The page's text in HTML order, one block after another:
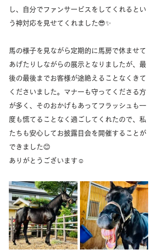
し、自分でファンサービスをしてくれるとい
う神対応を見せてくれました😎✨
馬の様子を見ながら定期的に馬房で休ませて
あげたりしながらの展示となりましたが、最
後の最後までお客様が途絶えることなくきて
くださいました。マナーも守ってくださる方
が多く、そのおかげもあってフラッシュも一
度も慌てることなく過ごしてくれたので、私
たちも安心してお披露目会を開催することが
できました😊
ありがとうございます☺️